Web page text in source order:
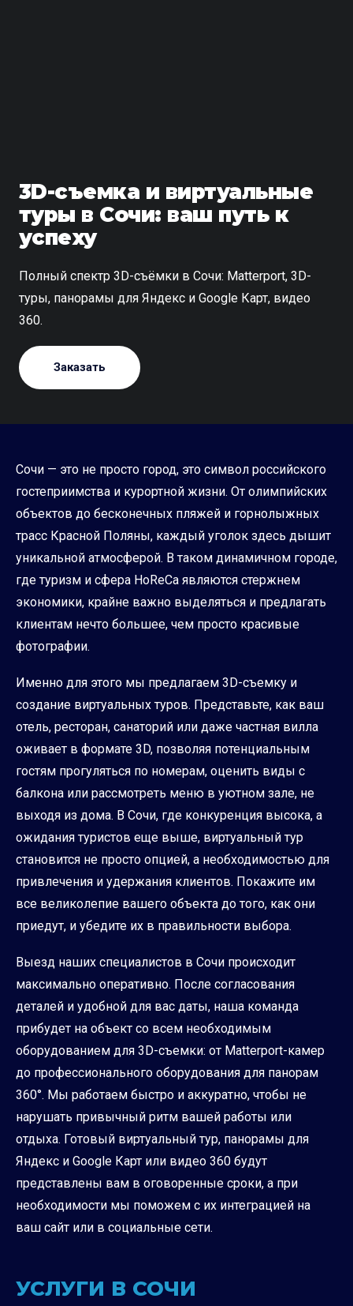
3D-съемка и виртуальные
туры в Сочи: ваш путь к
успеху
Полный спектр 3D-съёмки в Сочи: Matterport, 3D-
туры, панорамы для Яндекс и Google Карт, видео
360.
Заказать
Сочи — это не просто город, это символ российского
гостеприимства и курортной жизни. От олимпийских
объектов до бесконечных пляжей и горнолыжных
трасс Красной Поляны, каждый уголок здесь дышит
уникальной атмосферой. В таком динамичном городе,
где туризм и сфера HoReCa являются стержнем
экономики, крайне важно выделяться и предлагать
клиентам нечто большее, чем просто красивые
фотографии.
Именно для этого мы предлагаем 3D-съемку и
создание виртуальных туров. Представьте, как ваш
отель, ресторан, санаторий или даже частная вилла
оживает в формате 3D, позволяя потенциальным
гостям прогуляться по номерам, оценить виды с
балкона или рассмотреть меню в уютном зале, не
выходя из дома. В Сочи, где конкуренция высока, а
ожидания туристов еще выше, виртуальный тур
становится не просто опцией, а необходимостью для
привлечения и удержания клиентов. Покажите им
все великолепие вашего объекта до того, как они
приедут, и убедите их в правильности выбора.
Выезд наших специалистов в Сочи происходит
максимально оперативно. После согласования
деталей и удобной для вас даты, наша команда
прибудет на объект со всем необходимым
оборудованием для 3D-съемки: от Matterport-камер
до профессионального оборудования для панорам
360°. Мы работаем быстро и аккуратно, чтобы не
нарушать привычный ритм вашей работы или
отдыха. Готовый виртуальный тур, панорамы для
Яндекс и Google Карт или видео 360 будут
представлены вам в оговоренные сроки, а при
необходимости мы поможем с их интеграцией на
ваш сайт или в социальные сети.
УСЛУГИ В СОЧИ